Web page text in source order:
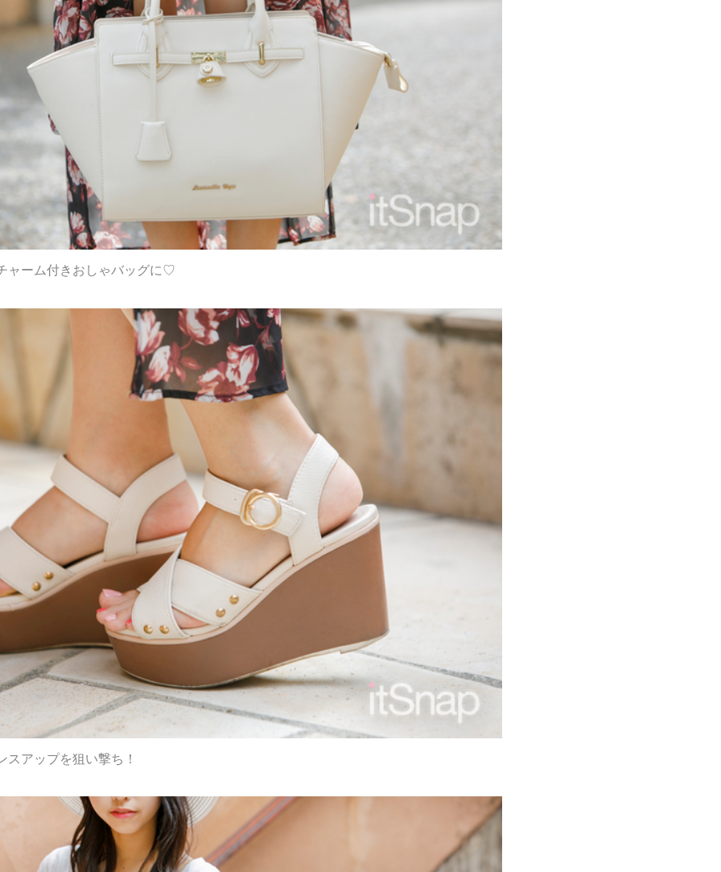
ャーム付きおしゃバッグに♡
スアップを狙い撃ち！